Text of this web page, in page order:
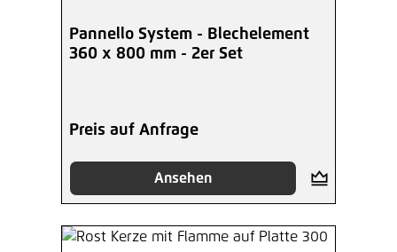
Pannello System - Blechelement
360 x 800 mm - 2er Set
Preis auf Anfrage
Ansehen